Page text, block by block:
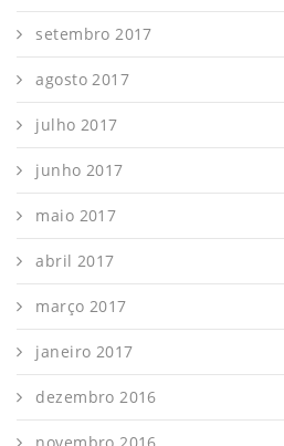
setembro 2017
agosto 2017
julho 2017
junho 2017
maio 2017
abril 2017
março 2017
janeiro 2017
dezembro 2016